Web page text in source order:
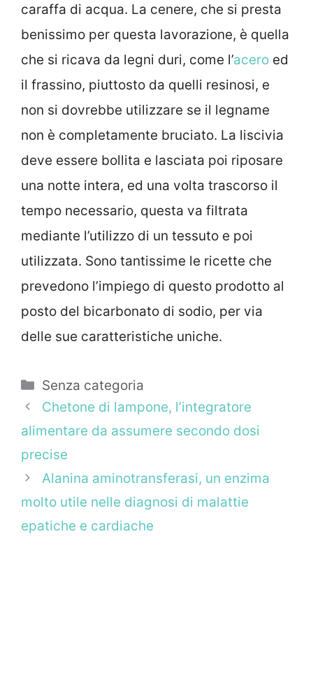
caraffa di acqua. La cenere, che si presta
benissimo per questa lavorazione, è quella
che si ricava da legni duri, come l’acero ed
il frassino, piuttosto da quelli resinosi, e
non si dovrebbe utilizzare se il legname
non è completamente bruciato. La liscivia
deve essere bollita e lasciata poi riposare
una notte intera, ed una volta trascorso il
tempo necessario, questa va filtrata
mediante l’utilizzo di un tessuto e poi
utilizzata. Sono tantissime le ricette che
prevedono l’impiego di questo prodotto al
posto del bicarbonato di sodio, per via
delle sue caratteristiche uniche.
Categorie
Senza categoria
Chetone di lampone, l’integratore
alimentare da assumere secondo dosi
precise
Alanina aminotransferasi, un enzima
molto utile nelle diagnosi di malattie
epatiche e cardiache